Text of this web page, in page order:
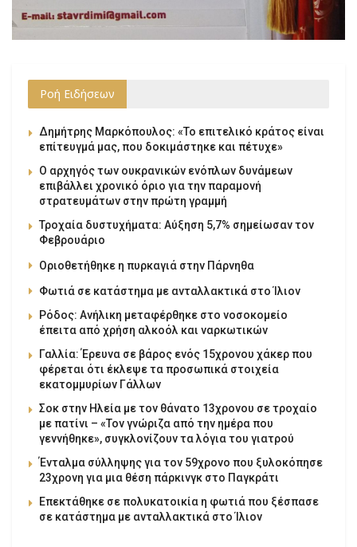
Ροή Ειδήσεων
Δημήτρης Μαρκόπουλος: «Το επιτελικό κράτος είναι
επίτευγμά μας, που δοκιμάστηκε και πέτυχε»
Ο αρχηγός των ουκρανικών ενόπλων δυνάμεων
επιβάλλει χρονικό όριο για την παραμονή
στρατευμάτων στην πρώτη γραμμή
Τροχαία δυστυχήματα: Αύξηση 5,7% σημείωσαν τον
Φεβρουάριο
Οριοθετήθηκε η πυρκαγιά στην Πάρνηθα
Φωτιά σε κατάστημα με ανταλλακτικά στο Ίλιον
Ρόδος: Ανήλικη μεταφέρθηκε στο νοσοκομείο
έπειτα από χρήση αλκοόλ και ναρκωτικών
Γαλλία: Έρευνα σε βάρος ενός 15χρονου χάκερ που
φέρεται ότι έκλεψε τα προσωπικά στοιχεία
εκατομμυρίων Γάλλων
Σοκ στην Ηλεία με τον θάνατο 13χρονου σε τροχαίο
με πατίνι – «Τον γνώριζα από την ημέρα που
γεννήθηκε», συγκλονίζουν τα λόγια του γιατρού
Ένταλμα σύλληψης για τον 59χρονο που ξυλοκόπησε
23χρονη για μια θέση πάρκινγκ στο Παγκράτι
Επεκτάθηκε σε πολυκατοικία η φωτιά που ξέσπασε
σε κατάστημα με ανταλλακτικά στο Ίλιον